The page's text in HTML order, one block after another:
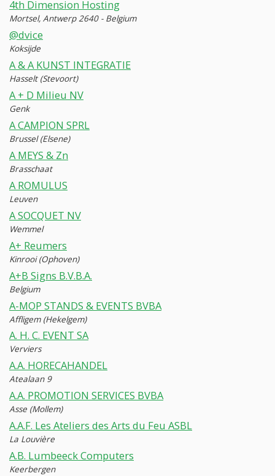
4th Dimension Hosting
Mortsel, Antwerp 2640 - Belgium
@dvice
Koksijde
A & A KUNST INTEGRATIE
Hasselt (Stevoort)
A + D Milieu NV
Genk
A CAMPION SPRL
Brussel (Elsene)
A MEYS & Zn
Brasschaat
A ROMULUS
Leuven
A SOCQUET NV
Wemmel
A+ Reumers
Kinrooi (Ophoven)
A+B Signs B.V.B.A.
Belgium
A-MOP STANDS & EVENTS BVBA
Affligem (Hekelgem)
A. H. C. EVENT SA
Verviers
A.A. HORECAHANDEL
Atealaan 9
A.A. PROMOTION SERVICES BVBA
Asse (Mollem)
A.A.F. Les Ateliers des Arts du Feu ASBL
La Louvière
A.B. Lumbeeck Computers
Keerbergen